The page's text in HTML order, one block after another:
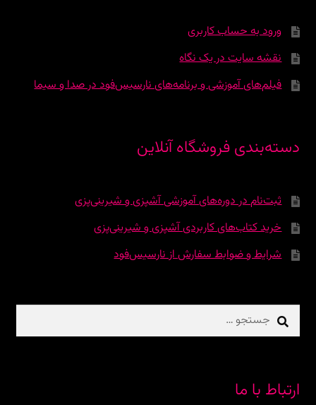
ورود به حساب کاربری
نقشه سایت در یک نگاه
فیلم‌های آموزشی و برنامه‌های نارسیس‌فود در صدا و سیما
دسته‌بندی فروشگاه آنلاین
ثبت‌نام در دوره‌‌های آموزشی آشپزی و شیرینی‌پزی
خرید کتاب‌های کاربردی آشپزی و شیرینی‌پزی
شرایط و ضوابط سفارش از نارسیس‌فود
جستجو
برای:
ارتباط با ما